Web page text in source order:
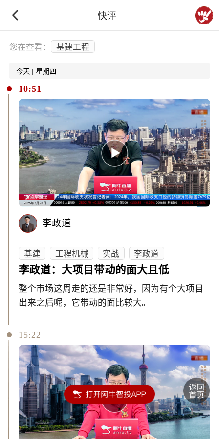
快评
下拉刷新
您在查看： 基建工程
今天 | 星期四
10:51
李政道
基建 工程机械 实战
李政道
李政道：大项目带动的面大且低
整个市场这周走的还是非常好，因为有个大项目
出来之后呢，它带动的面比较大。
15:22